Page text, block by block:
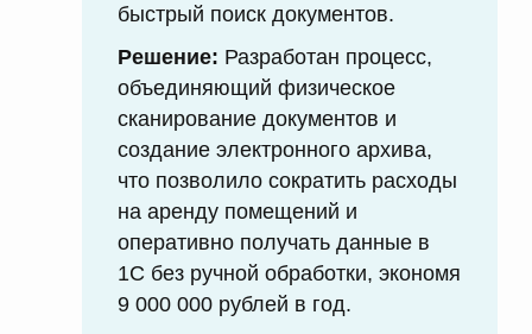
быстрый поиск документов.
Решение: Разработан процесс,
объединяющий физическое
сканирование документов и
создание электронного архива,
что позволило сократить расходы
на аренду помещений и
оперативно получать данные в
1С без ручной обработки, экономя
9 000 000 рублей в год.